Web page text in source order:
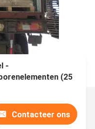
-
(25
Contacteer ons